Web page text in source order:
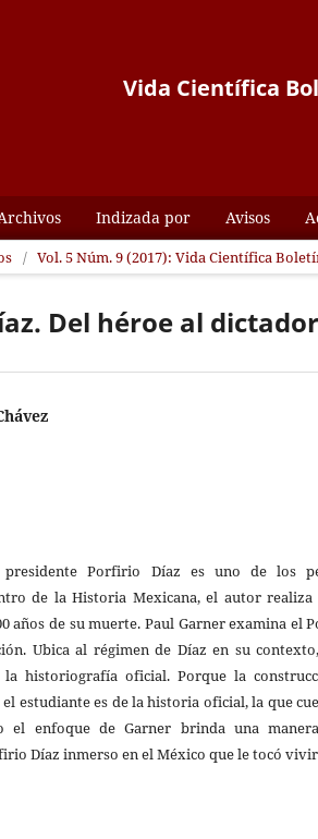
Vida Científica
Indizada por Avisos
/ Vol. 5 Núm. 9 (2017): Vida Científica
Del héroe al
Porfirio Díaz es uno de los
de la Historia Mexicana, el autor realiza
años de su muerte. Paul Garner examina el
Ubica al régimen de Díaz en su
la historiografía oficial. Porque la
estudiante es de la historia oficial, la que
enfoque de Garner brinda una
Díaz inmerso en el México que le tocó